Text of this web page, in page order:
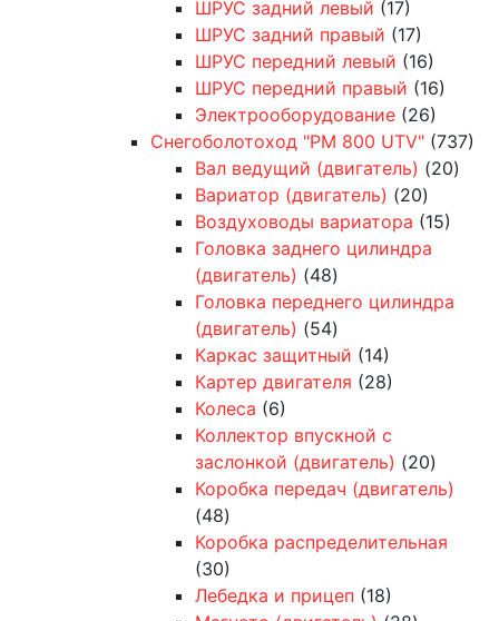
ШРУС задний левый (17)
ШРУС задний правый (17)
ШРУС передний левый (16)
ШРУС передний правый (16)
Электрооборудование (26)
Снегоболотоход "РМ 800 UTV" (737)
Вал ведущий (двигатель) (20)
Вариатор (двигатель) (20)
Воздуховоды вариатора (15)
Головка заднего цилиндра
(двигатель) (48)
Головка переднего цилиндра
(двигатель) (54)
Каркас защитный (14)
Картер двигателя (28)
Колеса (6)
Коллектор впускной с
заслонкой (двигатель) (20)
Коробка передач (двигатель)
(48)
Коробка распределительная
(30)
Лебедка и прицеп (18)